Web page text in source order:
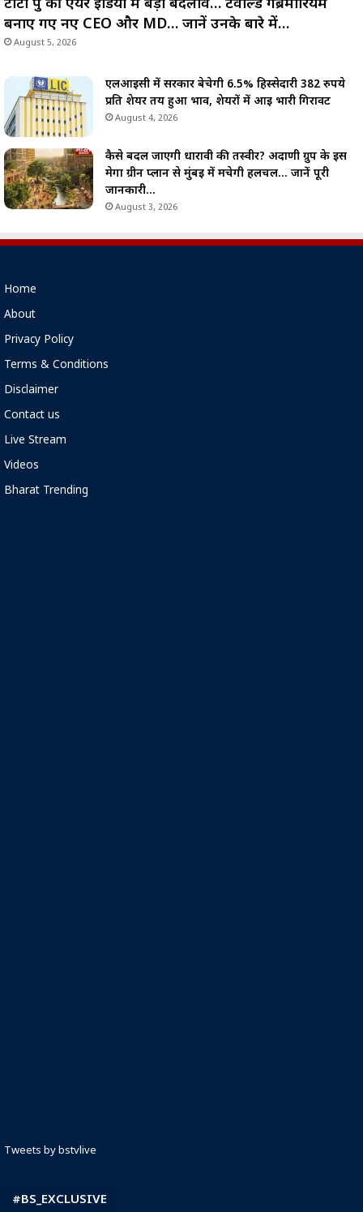
टाटा ग्रुप की एयर इंडिया में बड़ा बदलाव… टेवोल्डे गेब्रेमारियम
बनाए गए नए CEO और MD… जानें उनके बारे में…
August 5, 2026
एलआईसी में सरकार बेचेगी 6.5% हिस्सेदारी 382 रुपये
प्रति शेयर तय हुआ भाव, शेयरों में आई भारी गिरावट
August 4, 2026
कैसे बदल जाएगी धारावी की तस्वीर? अदाणी ग्रुप के इस
मेगा ग्रीन प्लान से मुंबई में मचेगी हलचल… जानें पूरी
जानकारी…
August 3, 2026
Home
About
Privacy Policy
Terms & Conditions
Disclaimer
Contact us
Live Stream
Videos
Bharat Trending
Tweets by bstvlive
#BS_EXCLUSIVE